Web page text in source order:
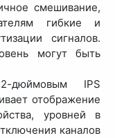
смешивание,
гибкие и
сигналов.
могут быть
дюймовым IPS
отображение
уровней в
каналов